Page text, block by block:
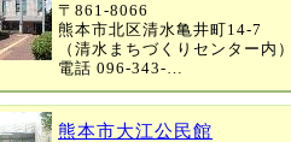
〒861-8066
熊本市北区清水亀井町14-7
（清水まちづくりセンター内
電話 096-343-…
熊本市大江公民館